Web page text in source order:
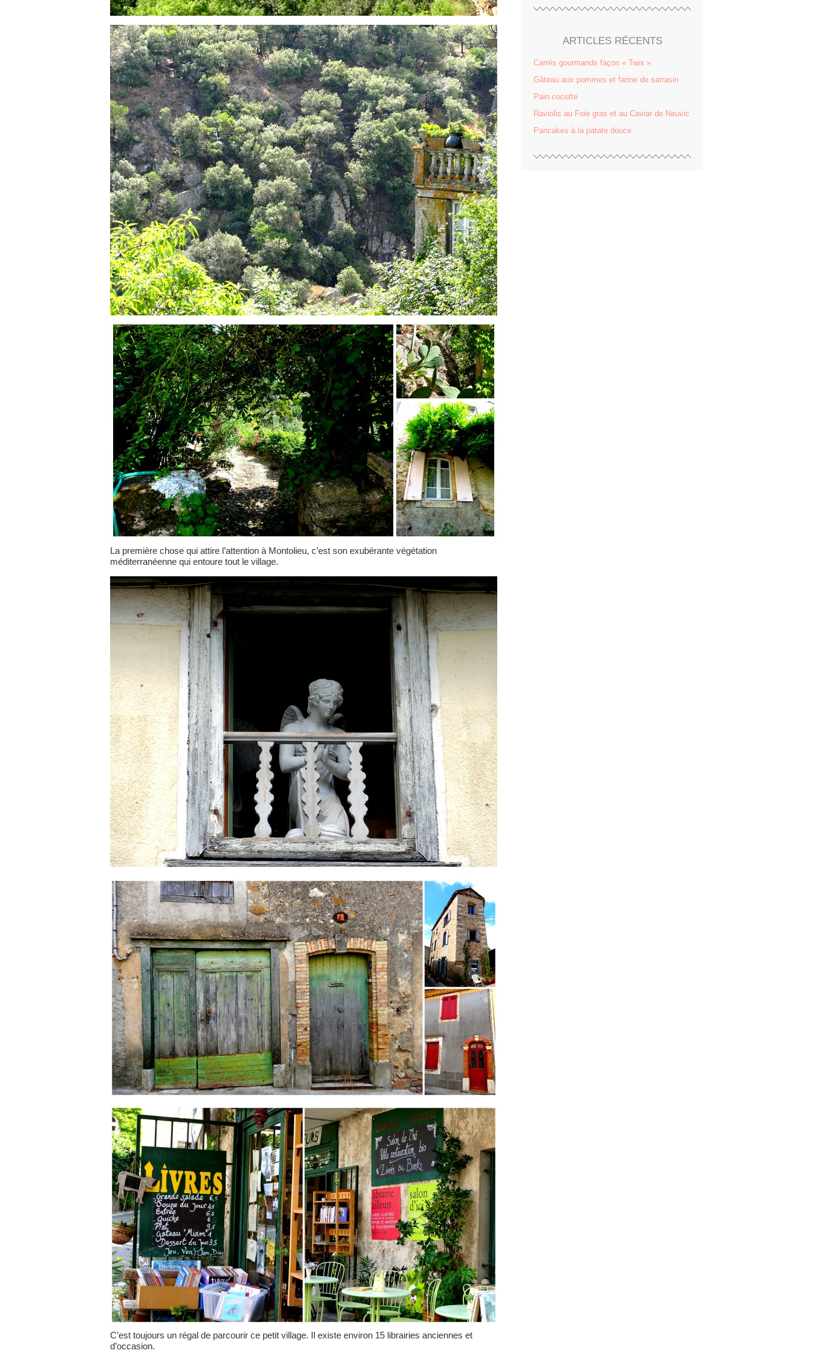
La première chose qui attire l’attention à Montolieu, c’est son exubérante végétation
méditerranéenne qui entoure tout le village.
C’est toujours un régal de parcourir ce petit village. Il existe environ 15 librairies anciennes et
d’occasion.
ARTICLES RÉCENTS
Carrés gourmands façon « Twix »
Gâteau aux pommes et farine de sarrasin
Pain cocotte
Raviolis au Foie gras et au Caviar de Neuvic
Pancakes à la patate douce